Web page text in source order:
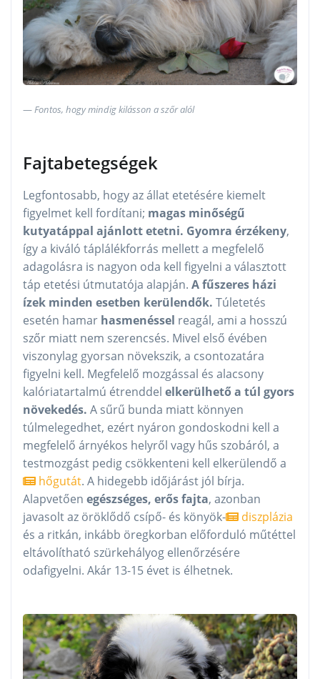
Fontos, hogy mindig kilásson a szőr alól
Fajtabetegségek
Legfontosabb, hogy az állat etetésére kiemelt
figyelmet kell fordítani; magas minőségű
kutyatáppal ajánlott etetni. Gyomra érzékeny,
így a kiváló táplálékforrás mellett a megfelelő
adagolásra is nagyon oda kell figyelni a választott
táp etetési útmutatója alapján. A fűszeres házi
ízek minden esetben kerülendők. Túletetés
esetén hamar hasmenéssel reagál, ami a hosszú
szőr miatt nem szerencsés. Mivel első évében
viszonylag gyorsan növekszik, a csontozatára
figyelni kell. Megfelelő mozgással és alacsony
kalóriatartalmú étrenddel elkerülhető a túl gyors
növekedés. A sűrű bunda miatt könnyen
túlmelegedhet, ezért nyáron gondoskodni kell a
megfelelő árnyékos helyről vagy hűs szobáról, a
testmozgást pedig csökkenteni kell elkerülendő a
hőgutát. A hidegebb időjárást jól bírja.
Alapvetően egészséges, erős fajta, azonban
javasolt az öröklődő csípő- és könyök-
diszplázia
és a ritkán, inkább öregkorban előforduló műtéttel
eltávolítható szürkehályog ellenőrzésére
odafigyelni. Akár 13-15 évet is élhetnek.